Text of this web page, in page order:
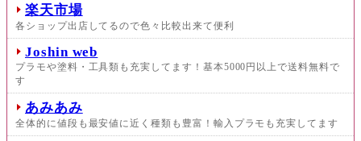
楽天市場
各ショップ出店してるので色々比較出来て便利
Joshin web
プラモや塗料・工具類も充実してます！基本5000円以上で送料無料で
す
あみあみ
全体的に値段も最安値に近く種類も豊富！輸入プラモも充実してます